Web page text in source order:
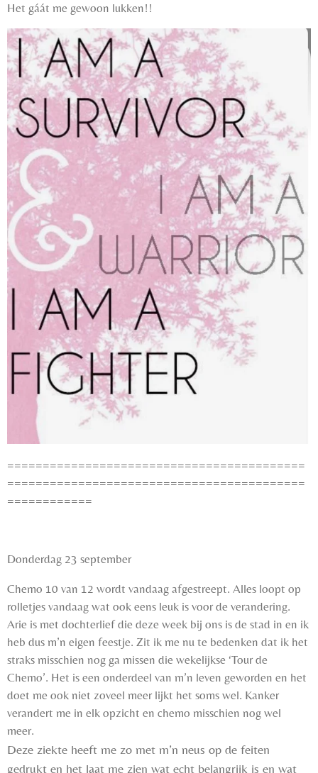
Het gáát me gewoon lukken!!
==========================================
==========================================
============
Donderdag 23 september
Chemo 10 van 12 wordt vandaag afgestreept. Alles loopt op
rolletjes vandaag wat ook eens leuk is voor de verandering.
Arie is met dochterlief die deze week bij ons is de stad in en ik
heb dus m’n eigen feestje. Zit ik me nu te bedenken dat ik het
straks misschien nog ga missen die wekelijkse ‘Tour de
Chemo’. Het is een onderdeel van m’n leven geworden en het
doet me ook niet zoveel meer lijkt het soms wel. Kanker
verandert me in elk opzicht en chemo misschien nog wel
meer.
Deze ziekte heeft me zo met m’n neus op de feiten
gedrukt en het laat me zien wat echt belangrijk is en wat